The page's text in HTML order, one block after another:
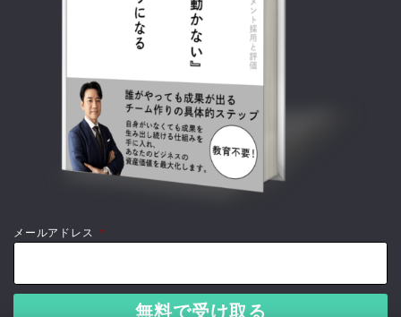
メールアドレス *